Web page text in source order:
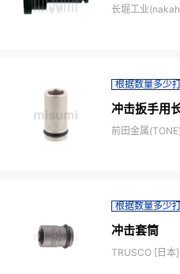
长堀工业
根据数量多少
冲击扳手用
前田金属
根据数量多少
冲击套筒
TRUSCO [日本]